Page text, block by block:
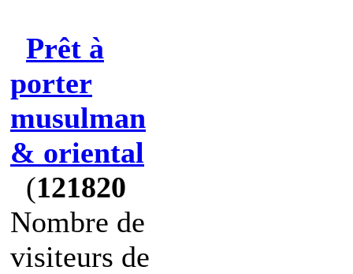
Prêt à
porter
musulman
& oriental
(121820
Nombre de
visiteurs de